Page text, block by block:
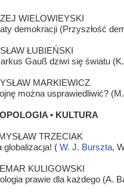
WIELOWIEYSKI
demokracji (Przyszłość
ŁUBIEŃSKI
Gauß dziwi się światu
MARKIEWICZ
można usprawiedliwić?
• KULTURA
TRZECIAK
globalizacja! (W. J. Burszta,
KULIGOWSKI
prawie dla każdego (A.